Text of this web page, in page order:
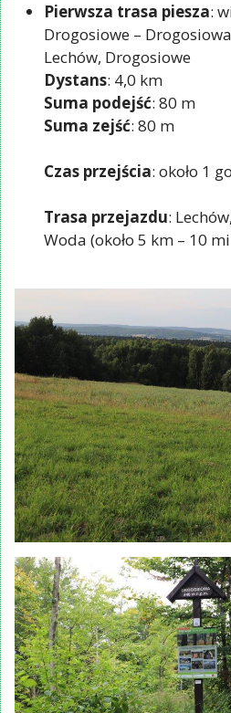
Pierwsza trasa piesza:
Drogosiowe –
Lechów, Drogosiowe
Dystans: 4,0 km
Suma podejść: 80 m
Suma zejść: 80 m
Czas przejścia: około 1
Trasa przejazdu:
Woda (około 5 km – 10